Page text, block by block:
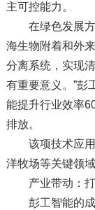
主可控能力。
在绿色发展方
海生物附着和外
分离系统，实现
有重要意义。”彭
能提升行业效率
排放。
该项技术应用
洋牧场等关键领
产业带动：打
彭工智能的成